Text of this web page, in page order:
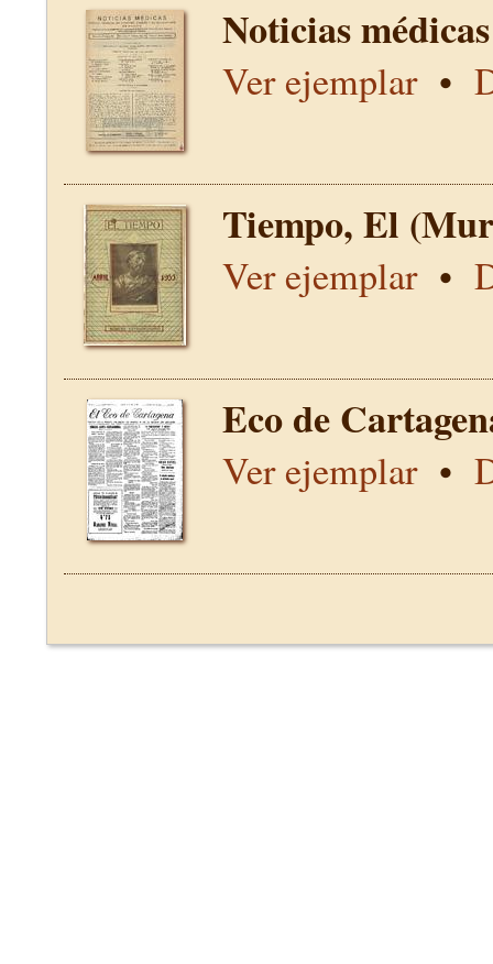
Noticias
Ver ejemplar•
Tiempo, El
Ver ejemplar•
Eco de
Ver ejemplar•